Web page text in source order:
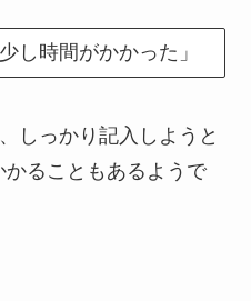
し時間がかかった」
しっかり記入しようと
ることもあるようで